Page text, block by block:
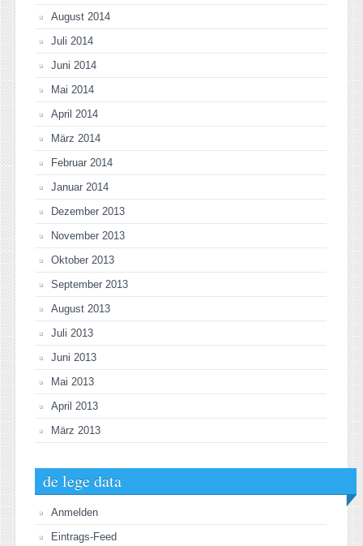
August 2014
Juli 2014
Juni 2014
Mai 2014
April 2014
März 2014
Februar 2014
Januar 2014
Dezember 2013
November 2013
Oktober 2013
September 2013
August 2013
Juli 2013
Juni 2013
Mai 2013
April 2013
März 2013
de lege data
Anmelden
Eintrags-Feed